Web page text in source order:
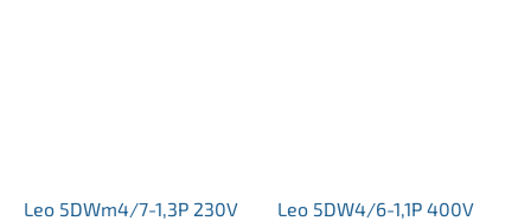
Leo 5DWm4/7-1,3P 230V
Leo 5DW4/6-1,1P 400V